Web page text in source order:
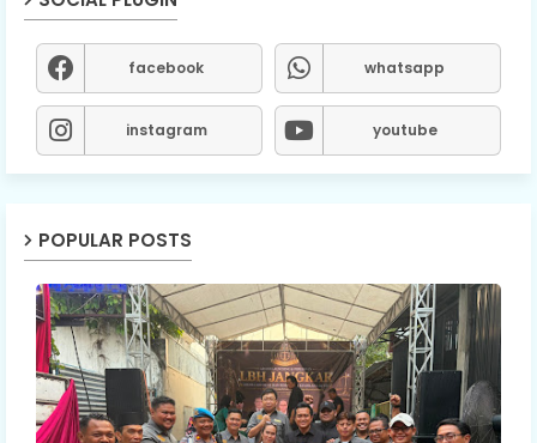
facebook whatsapp
instagram youtube
POPULAR POSTS